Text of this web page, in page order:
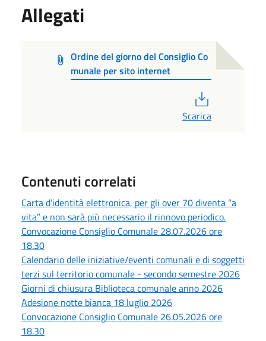
Allegati
Ordine del giorno del Consiglio Co
munale per sito internet
Scarica
Contenuti correlati
Carta d’identità elettronica, per gli over 70 diventa “a
vita” e non sarà più necessario il rinnovo periodico.
Convocazione Consiglio Comunale 28.07.2026 ore
18.30
Calendario delle iniziative/eventi comunali e di soggetti
terzi sul territorio comunale - secondo semestre 2026
Giorni di chiusura Biblioteca comunale anno 2026
Adesione notte bianca 18 luglio 2026
Convocazione Consiglio Comunale 26.05.2026 ore
18.30